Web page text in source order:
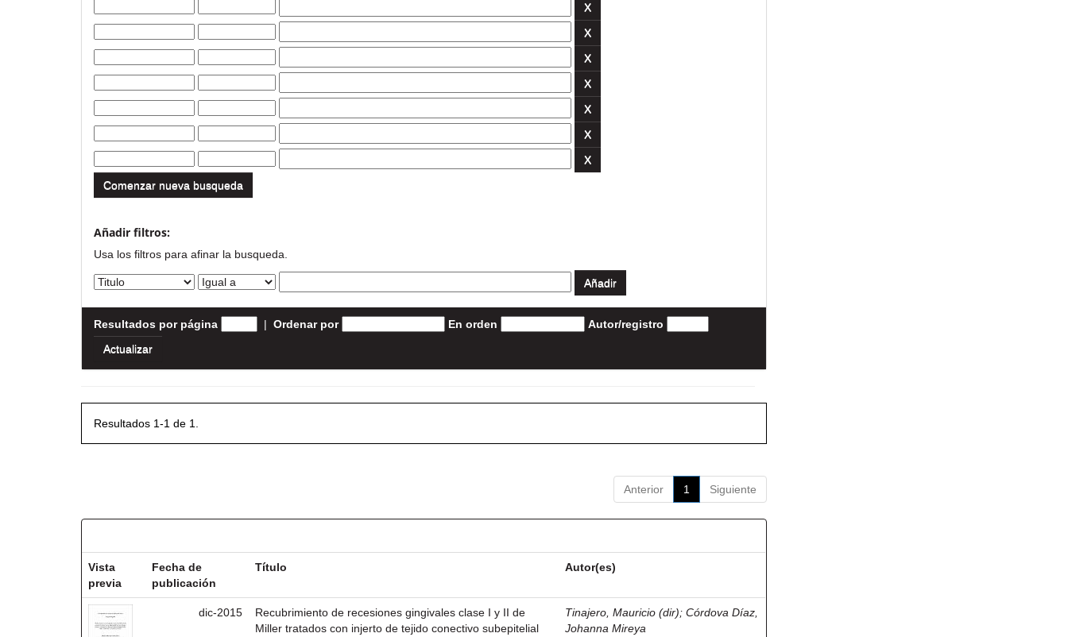
Comenzar nueva busqueda
Añadir filtros:
Usa los filtros para afinar la busqueda.
Resultados por página | Ordenar por En orden Autor/registro
Resultados 1-1 de 1.
Anterior 1 Siguiente
Vista
previa
Fecha de
publicación
Título Autor(es)
dic-2015
Recubrimiento de recesiones gingivales clase I y II de
Miller tratados con injerto de tejido conectivo subepitelial
Tinajero, Mauricio (dir);Córdova Díaz,
Johanna Mireya